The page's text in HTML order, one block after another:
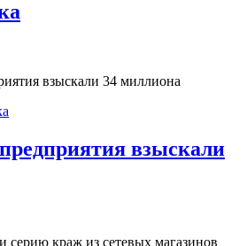
взыскали